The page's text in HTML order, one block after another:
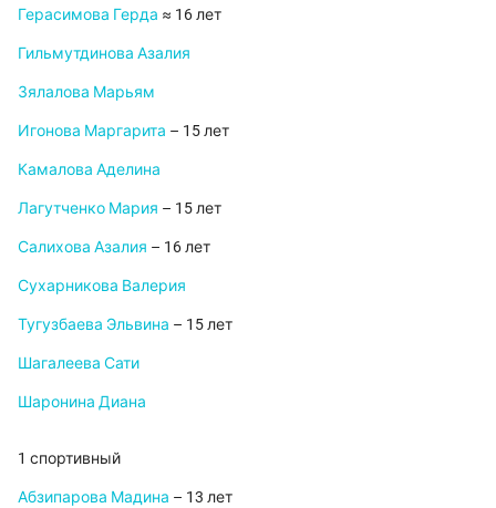
Герасимова Герда ≈ 16 лет
Гильмутдинова Азалия
Зялалова Марьям
Игонова Маргарита – 15 лет
Камалова Аделина
Лагутченко Мария – 15 лет
Салихова Азалия – 16 лет
Сухарникова Валерия
Тугузбаева Эльвина – 15 лет
Шагалеева Сати
Шаронина Диана
1 спортивный
Абзипарова Мадина – 13 лет